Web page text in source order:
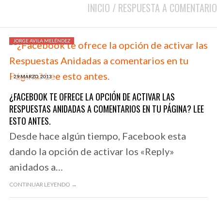
INICIO / RESPUESTA A COMENTARIO
29 MARZO, 2013
JORGE AVILA MELÉNDEZ
¿FACEBOOK TE OFRECE LA OPCIÓN DE ACTIVAR LAS
RESPUESTAS ANIDADAS A COMENTARIOS EN TU PÁGINA? LEE
ESTO ANTES.
Desde hace algún tiempo, Facebook esta
dando la opción de activar los «Reply»
anidados a…
CONTINUAR LEYENDO →